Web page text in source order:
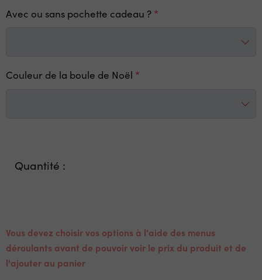
Avec ou sans pochette cadeau ?
Couleur de la boule de Noël
Quantité :
Vous devez choisir vos options à l'aide des menus
déroulants avant de pouvoir voir le prix du produit et de
l'ajouter au panier